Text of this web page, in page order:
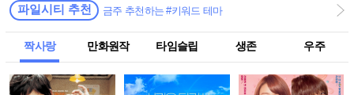
파일시티 추천 금주 추천하는 #키워드 테마
짝사랑 만화원작 타임슬립 생존 우주